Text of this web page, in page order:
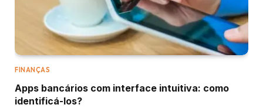
FINANÇAS
Apps bancários com interface intuitiva: como
identificá-los?